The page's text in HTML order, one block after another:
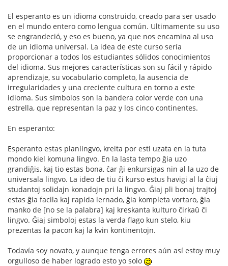
El esperanto es un idioma construido, creado para ser usado
en el mundo entero como lengua común. Ultimamente su uso
se engrandeció, y eso es bueno, ya que nos encamina al uso
de un idioma universal. La idea de este curso sería
proporcionar a todos los estudiantes sólidos conocimientos
del idioma. Sus mejores características son su fácil y rápido
aprendizaje, su vocabulario completo, la ausencia de
irregularidades y una creciente cultura en torno a este
idioma. Sus símbolos son la bandera color verde con una
estrella, que representan la paz y los cinco continentes.
En esperanto:
Esperanto estas planlingvo, kreita por esti uzata en la tuta
mondo kiel komuna lingvo. En la lasta tempo ĝia uzo
grandiĝis, kaj tio estas bona, ĉar ĝi enkursigas nin al la uzo de
universala lingvo. La ideo de tiu ĉi kurso estus havigi al la ĉiuj
studantoj solidajn konadojn pri la lingvo. Ĝiaj pli bonaj trajtoj
estas ĝia facila kaj rapida lernado, ĝia kompleta vortaro, ĝia
manko de [no se la palabra] kaj kreskanta kulturo ĉirkaŭ ĉi
lingvo. Ĝiaj simboloj estas la verda flago kun stelo, kiu
prezentas la pacon kaj la kvin kontinentojn.
Todavía soy novato, y aunque tenga errores aún así estoy muy
orgulloso de haber logrado esto yo solo